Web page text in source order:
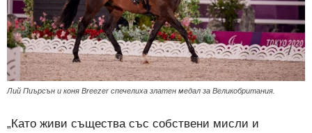
Лий Пиърсън и коня Breezer спечелиха златен медал за Великобритания.
„Като живи същества със собствени мисли и